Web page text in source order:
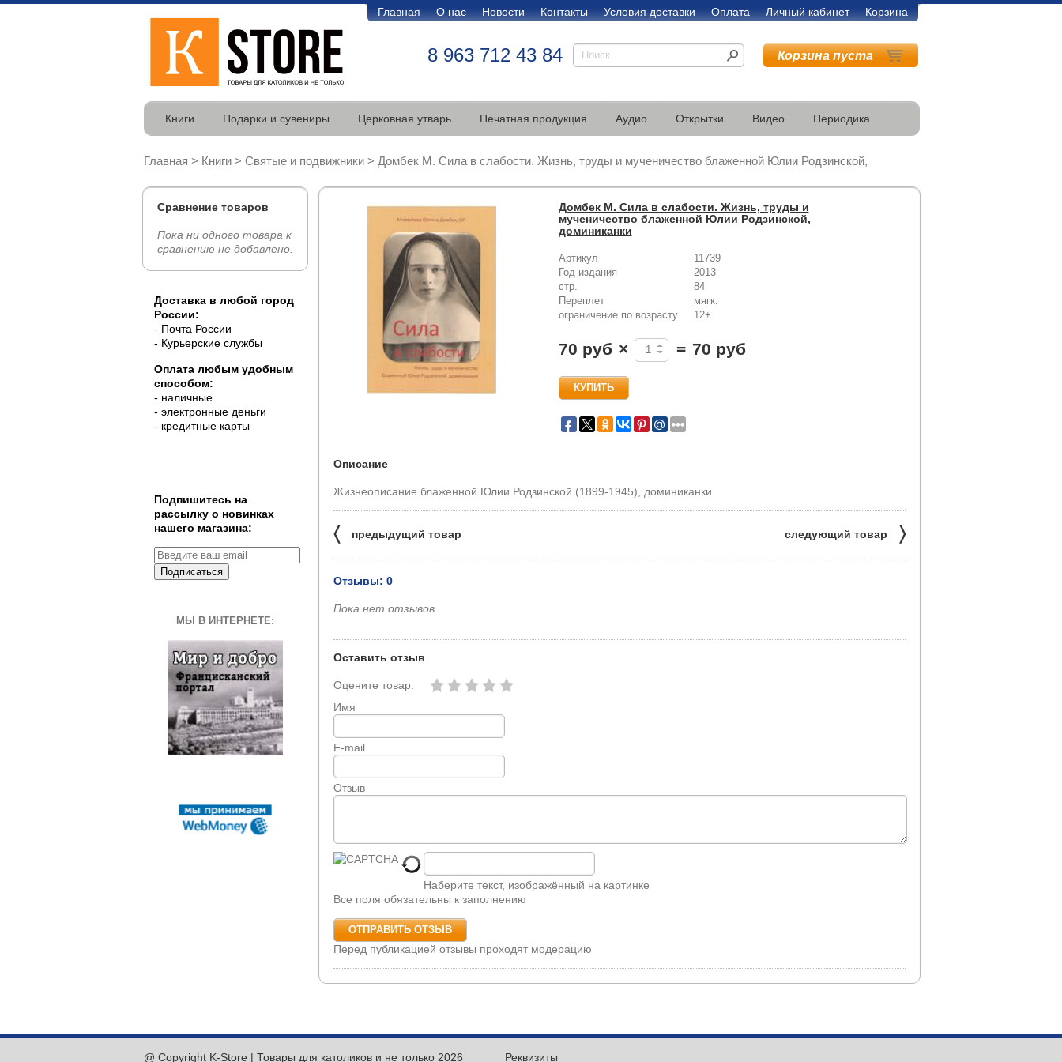
Главная О нас Новости Контакты Условия доставки Оплата Личный кабинет Корзина
8 963 712 43 84 Корзина пуста
Книги Подарки и сувениры Церковная утварь Печатная продукция Аудио Открытки Видео Периодика
Главная > Книги > Святые и подвижники > Домбек М. Сила в слабости. Жизнь, труды и мученичество блаженной Юлии Родзинской,
доминиканки
Домбек М. Сила в слабости. Жизнь, труды и
мученичество блаженной Юлии Родзинской,
доминиканки
Артикул
11739
Год издания
2013
стр.
84
Переплет
мягк.
ограничение по возрасту
12+
70 руб × = 70 руб
Описание
Жизнеописание блаженной Юлии Родзинской (1899-1945), доминиканки
〈 предыдущий товар следующий товар 〉
Отзывы: 0
Пока нет отзывов
Оставить отзыв
Оцените товар:
Имя
E-mail
Отзыв
Наберите текст, изображённый на картинке
Все поля обязательны к заполнению
Перед публикацией отзывы проходят модерацию
Сравнение товаров
Пока ни одного товара к
сравнению не добавлено.
Доставка в любой город
России:
- Почта России
- Курьерские службы
Оплата любым удобным
способом:
- наличные
- электронные деньги
- кредитные карты
Подпишитесь на
рассылку о новинках
нашего магазина:
Подписаться
МЫ В ИНТЕРНЕТЕ:
@ Copyright K-Store | Товары для католиков и не только 2026 Реквизиты